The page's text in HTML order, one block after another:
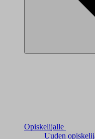
Opiskelijalle
Uuden